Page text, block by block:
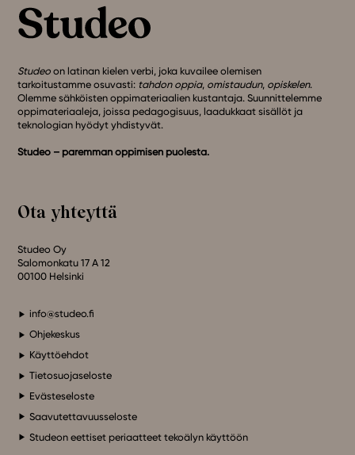
Studeo on latinan kielen verbi, joka kuvailee olemisen
tarkoitustamme osuvasti: tahdon oppia, omistaudun, opiskelen.
Olemme sähköisten oppimateriaalien kustantaja. Suunnittelemme
oppimateriaaleja, joissa pedagogisuus, laadukkaat sisällöt ja
teknologian hyödyt yhdistyvät.
Studeo – paremman oppimisen puolesta.
Ota yhteyttä
Studeo Oy
Salomonkatu 17 A 12
00100 Helsinki
info@studeo.fi
Ohjekeskus
Käyttöehdot
Tietosuojaseloste
Evästeseloste
Saavutettavuusseloste
Studeon eettiset periaatteet tekoälyn käyttöön